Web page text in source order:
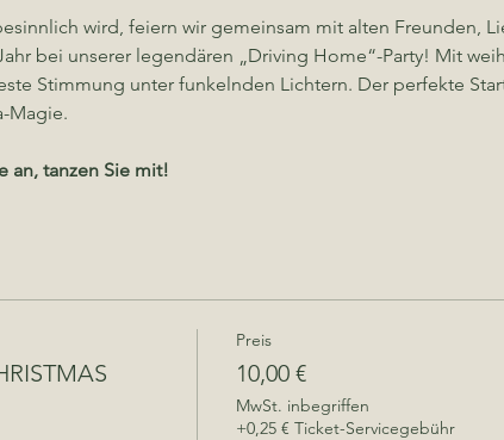
wird, feiern wir gemeinsam mit alten Freunden,
bei unserer legendären „Driving Home“-Party! Mit
Stimmung unter funkelnden Lichtern. Der perfekte
Magie.
an, tanzen Sie mit!
Preis
10,00 €
MwSt. inbegriffen
+0,25 € Ticket-Servicegebühr